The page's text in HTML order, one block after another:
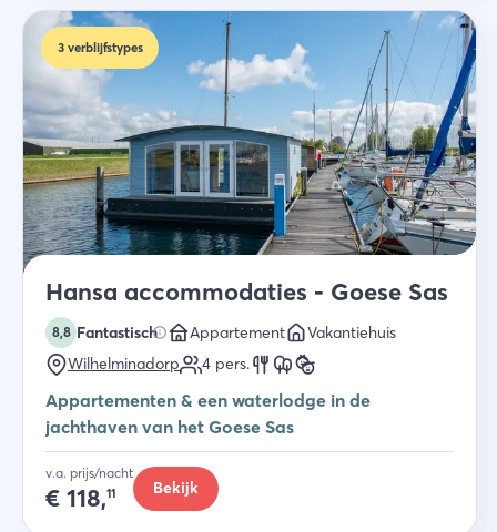
3 verblijfstypes
Hansa accommodaties - Goese Sas
8,8 Fantastisch Appartement
Vakantiehuis
Wilhelminadorp
4 pers.
Appartementen & een waterlodge in de
jachthaven van het Goese Sas
v.a. prijs/nacht
€ 118,11 Bekijk